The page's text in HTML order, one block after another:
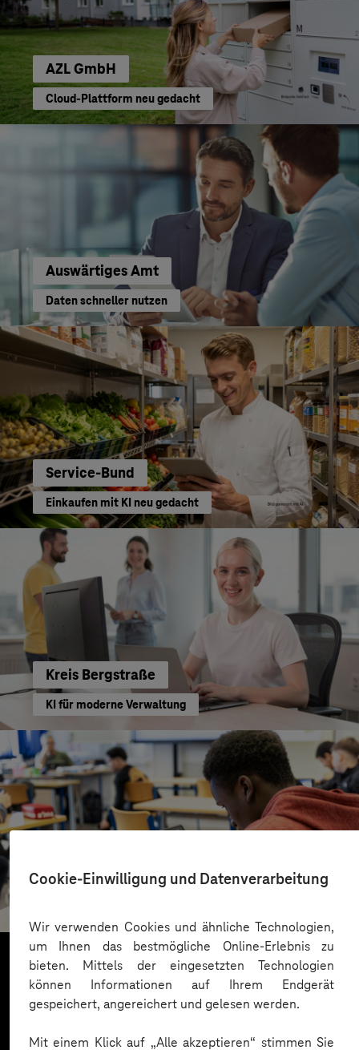
Cookie-Einwilligung und Datenverarbeitung
Wir verwenden Cookies und ähnliche Technologien,
um Ihnen das bestmögliche Online-Erlebnis zu
bieten. Mittels der eingesetzten Technologien
können Informationen auf Ihrem Endgerät
gespeichert, angereichert und gelesen werden.
Mit einem Klick auf „Alle akzeptieren“ stimmen Sie
AZL GmbH
Cloud-Plattform neu gedacht
Auswärtiges Amt
Daten schneller nutzen
Service-Bund
Einkaufen mit KI neu gedacht
Kreis Bergstraße
KI für moderne Verwaltung
St.-Benedikt-Schule Düsseldorf
Mehr laden